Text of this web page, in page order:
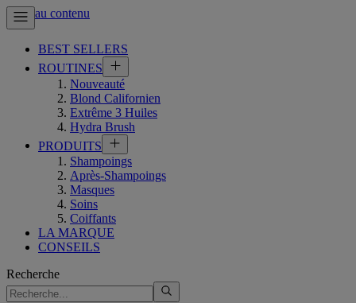
Aller au contenu
BEST SELLERS
ROUTINES
Nouveauté
Blond Californien
Extrême 3 Huiles
Hydra Brush
PRODUITS
Shampoings
Après-Shampoings
Masques
Soins
Coiffants
LA MARQUE
CONSEILS
Recherche